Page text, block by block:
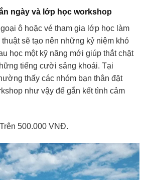
ngày và lớp học workshop
ô hoặc vé tham gia lớp học làm
sẽ tạo nên những kỷ niệm khó
học một kỹ năng mới giúp thắt chặt
tiếng cười sảng khoái. Tại
thấy các nhóm bạn thân đặt
như vậy để gắn kết tình cảm
Trên 500.000 VNĐ.